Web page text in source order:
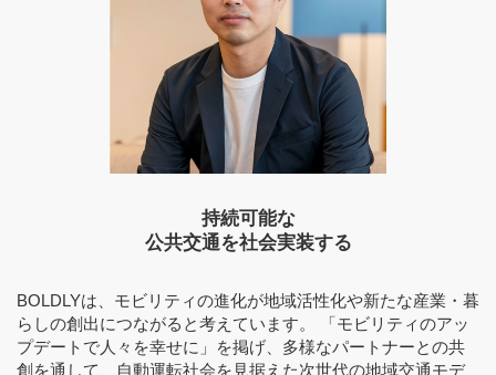
持続可能な
公共交通を社会実装する
BOLDLYは、モビリティの進化が地域活性化や新たな産業・暮
らしの創出につながると考えています。 「モビリティのアッ
プデートで人々を幸せに」を掲げ、多様なパートナーとの共
創を通して、自動運転社会を見据えた次世代の地域交通モデ